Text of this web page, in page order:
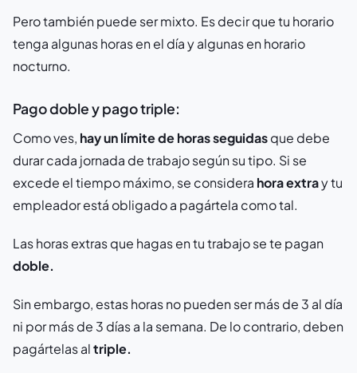
Pero también puede ser mixto. Es decir que tu horario
tenga algunas horas en el día y algunas en horario
nocturno.
Pago doble y pago triple:
Como ves, hay un límite de horas seguidasque debe
durar cada jornada de trabajo según su tipo. Si se
excede el tiempo máximo, se considera hora extray tu
empleador está obligado a pagártela como tal.
Las horas extras que hagas en tu trabajo se te pagan
doble.
Sin embargo, estas horas no pueden ser más de 3 al día
ni por más de 3 días a la semana. De lo contrario, deben
pagártelas altriple.